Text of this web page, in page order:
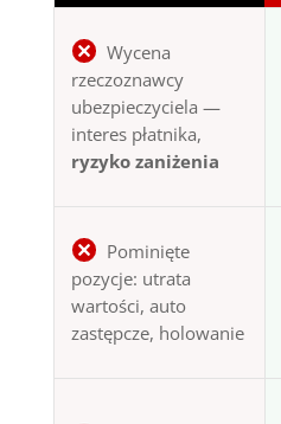
Wycena
rzeczoznawcy
ubezpieczyciela —
interes płatnika,
ryzyko zaniżenia
Pominięte
pozycje: utrata
wartości, auto
zastępcze, holowanie